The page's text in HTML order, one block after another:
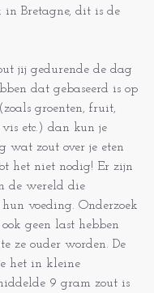
in Bretagne, dit is de
jij gedurende de dag
dat gebaseerd is op
groenten, fruit,
etc.) dan kun je
wat zout over je eten
het niet nodig! Er zijn
de wereld die
voeding. Onderzoek
geen last hebben
ze ouder worden. De
het in kleine
9 gram zout is